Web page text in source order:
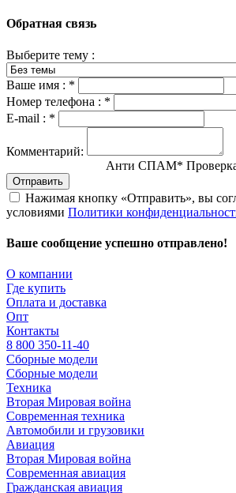
Обратная связь
Выберите тему :
Ваше имя : *
Номер телефона : *
E-mail : *
Комментарий:
Анти СПАМ*
Отправить
Нажимая кнопку «Отправить», вы
условиями Политики
Ваше сообщение успешно отправлено!
О компании
Где купить
Оплата и доставка
Опт
Контакты
8 800 350-11-40
Сборные модели
Сборные модели
Техника
Вторая Мировая война
Современная техника
Автомобили и грузовики
Авиация
Вторая Мировая война
Современная авиация
Гражданская авиация